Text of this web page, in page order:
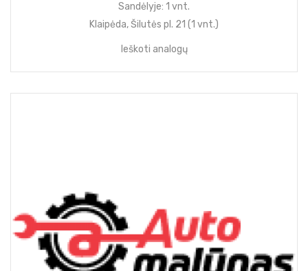
Sandėlyje: 1 vnt.
Klaipėda, Šilutės pl. 21 (1 vnt.)
Ieškoti analogų